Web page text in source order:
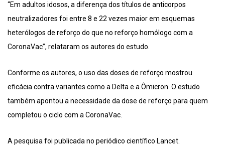
“Em adultos idosos, a diferença dos títulos de anticorpos
neutralizadores foi entre 8 e 22 vezes maior em esquemas
heterólogos de reforço do que no reforço homólogo com a
CoronaVac”, relataram os autores do estudo.
Conforme os autores, o uso das doses de reforço mostrou
eficácia contra variantes como a Delta e a Ômicron. O estudo
também apontou a necessidade da dose de reforço para quem
completou o ciclo com a CoronaVac.
A pesquisa foi publicada no periódico científico Lancet.